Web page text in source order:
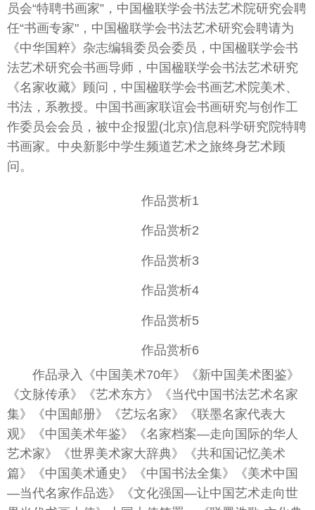
员会“特聘书画家”，中国楹联学会书法艺术院研究会聘
任“书画专家"，中国楹联学会书法艺术研究会聘请为
《中华国粹》杂志编辑委员会委员，中国楹联学会书
法艺术研究会书画导师，中国楹联学会书法艺术研究
《名家收藏》顾问，中国楹联学会书画艺术院美术、
书法，系教授。中国书画家联谊会书画研究与创作工
作委员会会员，被中企报盟(北京)信息科学研究院特聘
书画家。中央新影中学生频道艺术之旅终身艺术顾
问。
作品赏析1
作品赏析2
作品赏析3
作品赏析4
作品赏析5
作品赏析6
作品录入《中国美术70年》《新中国美术图鉴》
《文脉传承》《艺术东方》《当代中国书法艺术名家
集》《中国邮册》《艺坛名家》《联墨名家代表大
观》《中国美术年鉴》《名家档案—走向国际的华人
艺术家》《世界美术家大辞典》《共和国记忆美术
篇》《中国美术通史》《中国书法全集》《美术中国
—当代名家作品选》《文化强国—让中国艺术走向世